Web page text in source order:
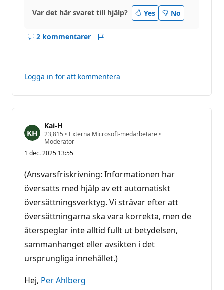
Var det här svaret till hjälp? Yes No
2 kommentarer
Visa
det
svar
Logga in för att kommentera
Kai-H
23,815 R
y
t
s
p
o
ä
n
• Externa Microsoft-medarbetare •
Moderator
1 dec. 2025 13:55
(Ansvarsfriskrivning: Informationen har
översatts med hjälp av ett automatiskt
översättningsverktyg. Vi strävar efter att
översättningarna ska vara korrekta, men de
återspeglar inte alltid fullt ut betydelsen,
sammanhanget eller avsikten i det
ursprungliga innehållet.)
Hej, Per Ahlberg